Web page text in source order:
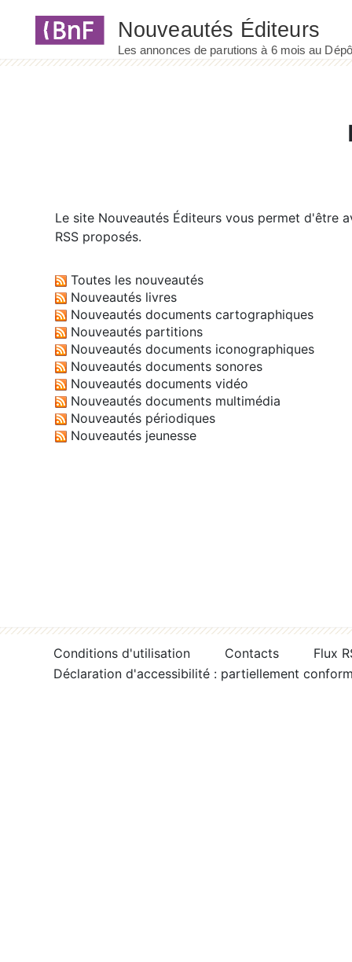
Le site Nouveautés Éditeurs vous permet d'être
RSS proposés.
Toutes les nouveautés
Nouveautés livres
Nouveautés documents cartographiques
Nouveautés partitions
Nouveautés documents iconographiques
Nouveautés documents sonores
Nouveautés documents vidéo
Nouveautés documents multimédia
Nouveautés périodiques
Nouveautés jeunesse
Conditions d'utilisation Contacts
Flux
Déclaration d'accessibilité : partiellement